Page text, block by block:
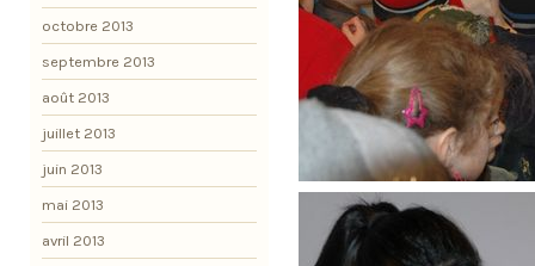
octobre 2013
septembre 2013
août 2013
juillet 2013
juin 2013
mai 2013
avril 2013